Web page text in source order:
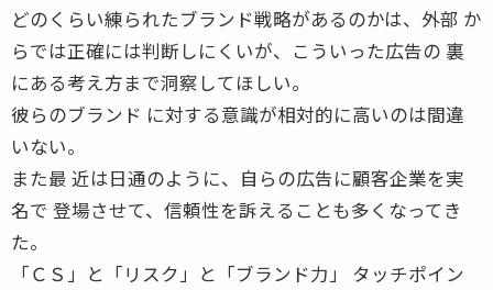
どのくらい練られたブランド戦略があるのかは、外部 か
らでは正確には判断しにくいが、こういった広告の 裏
にある考え方まで洞察してほしい。
彼らのブランド に対する意識が相対的に高いのは間違
いない。
また最 近は日通のように、自らの広告に顧客企業を実
名で 登場させて、信頼性を訴えることも多くなってき
た。
「ＣＳ」と「リスク」と「ブランド力」 タッチポイン